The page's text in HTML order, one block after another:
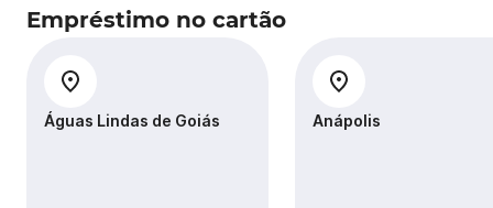
Empréstimo no cartão
Águas Lindas de Goiás Anápolis